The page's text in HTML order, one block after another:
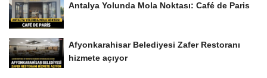
Antalya Yolunda Mola Noktası: Café de Paris
Afyonkarahisar Belediyesi Zafer Restoranı
hizmete açıyor